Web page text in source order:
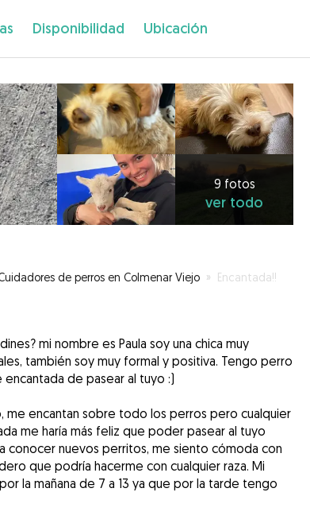
Disponibilidad Ubicación
9 fotos
ver todo
de perros en Colmenar Viejo » Encantada!!
mi nombre es Paula soy una chica muy
también soy muy formal y positiva. Tengo perro
de pasear al tuyo :)
me encantan sobre todo los perros pero cualquier
me haría más feliz que poder pasear al tuyo
conocer nuevos perritos, me siento cómoda con
que podría hacerme con cualquier raza. Mi
la mañana de 7 a 13 ya que por la tarde tengo